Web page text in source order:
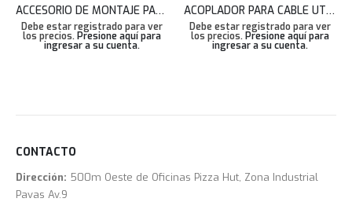
ACCESORIO DE MONTAJE PARED PARA CAMARA DAHUA WALL MOUNT BRACKET PFB203W (VIO-DMB1)
Debe estar registrado para ver
los precios.Presione aquí para
ingresar a su cuenta.
ACOPLADOR PARA CABLE UTP RJ11 TEKLINK
Debe estar registrado para ver
los precios.Presione aquí para
ingresar a su cuenta.
CONTACTO
Dirección: 500m Oeste de Oficinas Pizza Hut, Zona Industrial
Pavas Av.9